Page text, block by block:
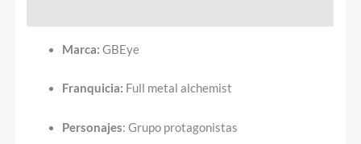
Marca:GBEye
Franquicia: Full metal alchemist
Personajes: Grupo protagonistas